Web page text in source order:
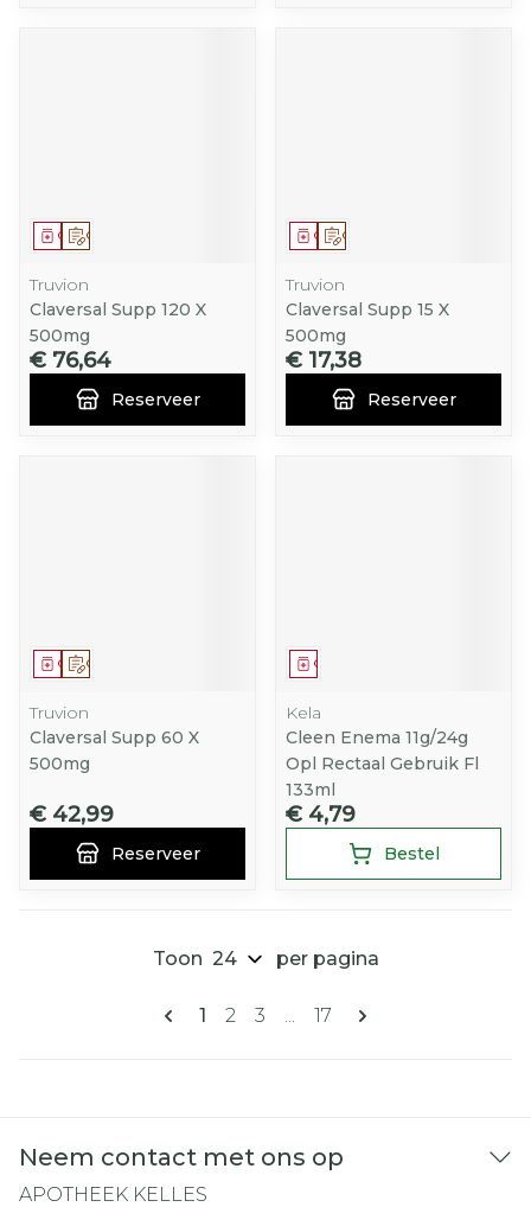
Op voorschrift
Geneesmiddel
Truvion
Claversal Supp 120 X
500mg
€ 76,64
Reserveer
Op voorschrift
Geneesmiddel
Truvion
Claversal Supp 15 X
500mg
€ 17,38
Reserveer
Op voorschrift
Geneesmiddel
Truvion
Claversal Supp 60 X
500mg
€ 42,99
Reserveer
Geneesmiddel
Kela
Cleen Enema 11g/24g
Opl Rectaal Gebruik Fl
133ml
€ 4,79
Bestel
Pagina's
U lees momenteel pagina
1 Pagina
2 Pagina
3 ... Pagina
17
Toon per pagina
Neem contact met ons op
APOTHEEK KELLES